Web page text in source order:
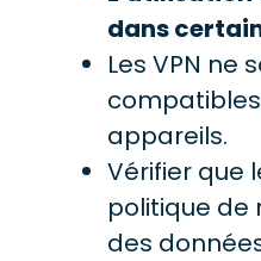
dans
Les VPN ne
appareils.
Vérifier que
politique de
des